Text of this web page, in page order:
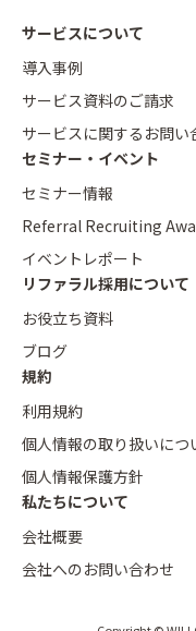
サービスについて
導入事例
サービス資料のご請求
サービスに関するお問い
セミナー・イベント
セミナー情報
Referral Recruiting
イベントレポート
リファラル採用について
お役立ち資料
ブログ
規約
利用規約
個人情報の取り扱いにつ
個人情報保護方針
私たちについて
会社概要
会社へのお問い合わせ